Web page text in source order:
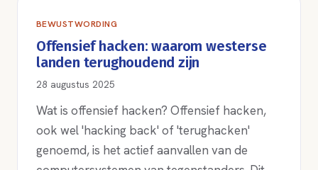
BEWUSTWORDING
Offensief hacken: waarom westerse
landen terughoudend zijn
28 augustus 2025
Wat is offensief hacken? Offensief hacken,
ook wel 'hacking back' of 'terughacken'
genoemd, is het actief aanvallen van de